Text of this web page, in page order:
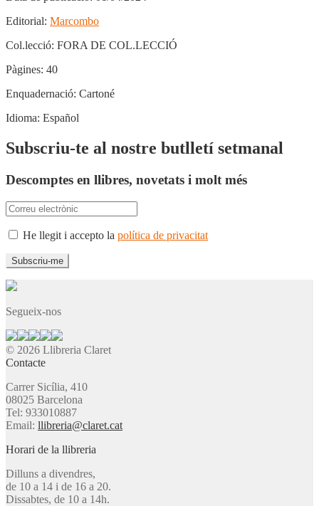
Editorial: Marcombo
Col.lecció: FORA DE COL.LECCIÓ
Pàgines: 40
Enquadernació: Cartoné
Idioma: Español
Subscriu-te al nostre butlletí setmanal
Descomptes en llibres, novetats i molt més
He llegit i accepto la política de privacitat
Segueix-nos
© 2026 Llibreria Claret
Contacte
Carrer Sicília, 410
08025 Barcelona
Tel: 933010887
Email: llibreria@claret.cat
Horari de la llibreria
Dilluns a divendres,
de 10 a 14 i de 16 a 20.
Dissabtes, de 10 a 14h.